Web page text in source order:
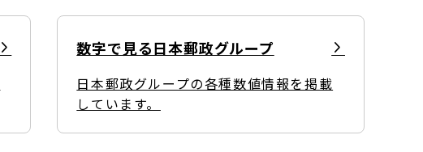
数字で見る日本郵政グループ
日本郵政グループの各種数値情報を掲載
しています。